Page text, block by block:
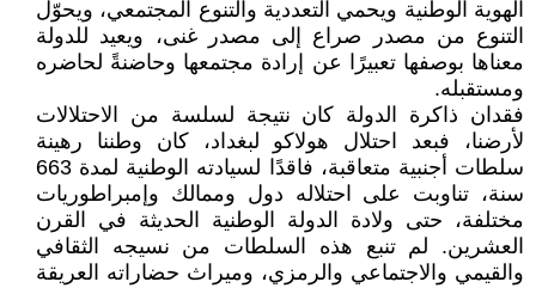
الهوية الوطنية ويحمي التعددية والتنوع المجتمعي، ويحوّل
التنوع من مصدر صراع إلى مصدر غنى، ويعيد للدولة
معناها بوصفها تعبيرًا عن إرادة مجتمعها وحاضنةً لحاضره
ومستقبله.
فقدان ذاكرة الدولة كان نتيجة لسلسة من الاحتلالات
لأرضنا، فبعد احتلال هولاكو لبغداد، كان وطننا رهينة
سلطات أجنبية متعاقبة، فاقدًا لسيادته الوطنية لمدة 663
سنة، تناوبت على احتلاله دول وممالك وإمبراطوريات
مختلفة، حتى ولادة الدولة الوطنية الحديثة في القرن
العشرين. لم تنبع هذه السلطات من نسيجه الثقافي
والقيمي والاجتماعي والرمزي، وميراث حضاراته العريقة